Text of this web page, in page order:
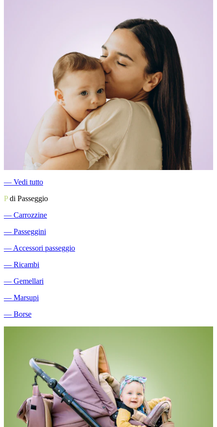
― Vedi tutto
Pdi Passeggio
― Carrozzine
― Passeggini
― Accessori passeggio
― Ricambi
― Gemellari
― Marsupi
― Borse